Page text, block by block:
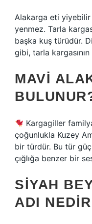
Alakarga eti yiyebilir
yenmez. Tarla
başka kuş türüdür.
gibi, tarla
MAVI
Kargagiller
çoğunlukla Kuzey
bir türdür. Bu tür
çığlığa benzer bir
SIYAH
ADI